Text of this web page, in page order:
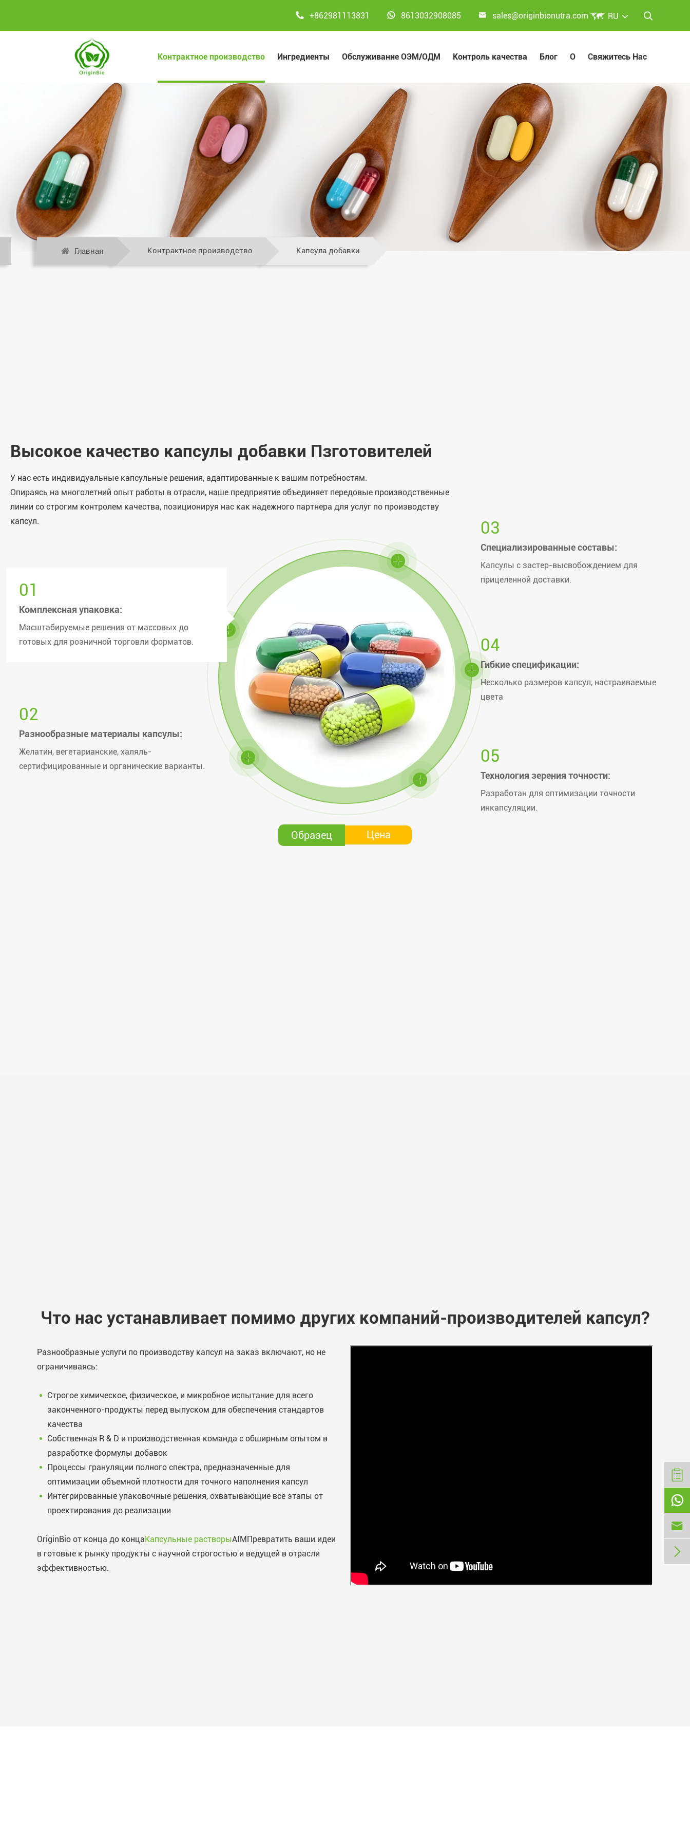

 RU
 +862981113831  8613032908085  sales@originbionutra.com
Контрактное производство Ингредиенты Обслуживание ОЭМ/ОДМ Контроль качества Блог О Свяжитесь Нас
Главная Контрактное производство Капсула добавки
Высокое качество капсулы добавки Пзготовителей
У нас есть индивидуальные капсульные решения, адаптированные к вашим потребностям.
Опираясь на многолетний опыт работы в отрасли, наше предприятие объединяет передовые производственные
линии со строгим контролем качества, позиционируя нас как надежного партнера для услуг по производству
капсул.
01
Комплексная упаковка:
Масштабируемые решения от массовых до
готовых для розничной торговли форматов.
02
Разнообразные материалы капсулы:
Желатин, вегетарианские, халяль-
сертифицированные и органические варианты.
03
Специализированные составы:
Капсулы с застер-высвобождением для
прицеленной доставки.
04
Гибкие спецификации:
Несколько размеров капсул, настраиваемые
цвета
05
Технология зерения точности:
Разработан для оптимизации точности
инкапсуляции.
Образец Цена
Что нас устанавливает помимо других компаний-производителей капсул?
Разнообразные услуги по производству капсул на заказ включают, но не
ограничиваясь:
Строгое химическое, физическое, и микробное испытание для всего
законченного-продукты перед выпуском для обеспечения стандартов
качества
Собственная R & D и производственная команда с обширным опытом в
разработке формулы добавок
Процессы грануляции полного спектра, предназначенные для
оптимизации объемной плотности для точного наполнения капсул
Интегрированные упаковочные решения, охватывающие все этапы от
проектирования до реализации
OriginBio от конца до концаКапсульные растворыA IM Превратить ваши идеи
в готовые к рынку продукты с научной строгостью и ведущей в отрасли
эффективностью.


